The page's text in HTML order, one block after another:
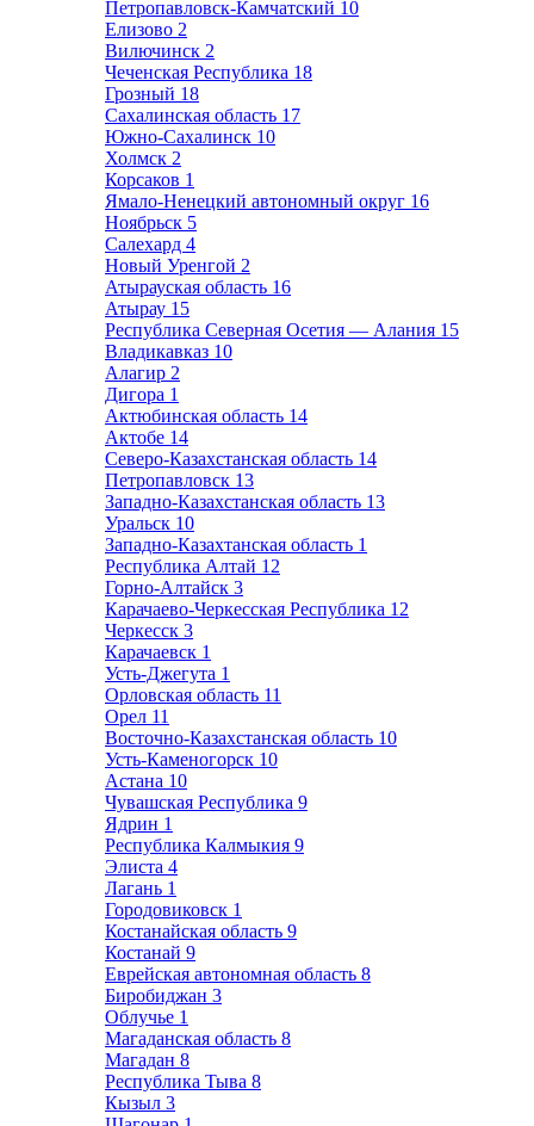
Петропавловск-Камчатский 10
Елизово 2
Вилючинск 2
Чеченская Республика 18
Грозный 18
Сахалинская область 17
Южно-Сахалинск 10
Холмск 2
Корсаков 1
Ямало-Ненецкий автономный округ 16
Ноябрьск 5
Салехард 4
Новый Уренгой 2
Атырауская область 16
Атырау 15
Республика Северная Осетия — Алания 15
Владикавказ 10
Алагир 2
Дигора 1
Актюбинская область 14
Актобе 14
Северо-Казахстанская область 14
Петропавловск 13
Западно-Казахстанская область 13
Уральск 10
Западно-Казахтанская область 1
Республика Алтай 12
Горно-Алтайск 3
Карачаево-Черкесская Республика 12
Черкесск 3
Карачаевск 1
Усть-Джегута 1
Орловская область 11
Орел 11
Восточно-Казахстанская область 10
Усть-Каменогорск 10
Астана 10
Чувашская Республика 9
Ядрин 1
Республика Калмыкия 9
Элиста 4
Лагань 1
Городовиковск 1
Костанайская область 9
Костанай 9
Еврейская автономная область 8
Биробиджан 3
Облучье 1
Магаданская область 8
Магадан 8
Республика Тыва 8
Кызыл 3